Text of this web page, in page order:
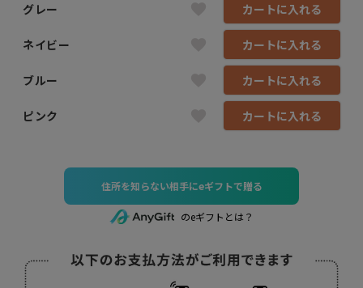
グレー カートに入れる
ネイビー カートに入れる
ブルー カートに入れる
ピンク カートに入れる
住所を知らない相手にeギフトで贈る
のeギフトとは？